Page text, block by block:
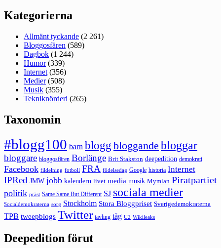
Kategorierna
Allmänt tyckande (2 261)
Bloggosfären (589)
Dagbok (1 244)
Humor(339)
Internet (356)
Medier(508)
Musik (355)
Tekniknörderi (265)
Taxonomin
#blogg100 barn blogg bloggande bloggar
bloggare bloggosfären Borlänge Brit Stakston deepedition demokrati
Facebook fildelning fotboll FRA födelsedag Google historia Internet
IPRed JMW jobb kalendern livet media musik Mymlan Piratpartiet
politik präst Same Same But Different SJ sociala medier
Socialdemokraterna sorg Stockholm Stora Bloggpriset Sverigedemokraterna
TPB tweepblogs Twitter tävling tåg U2 Wikileaks
Deepedition förut